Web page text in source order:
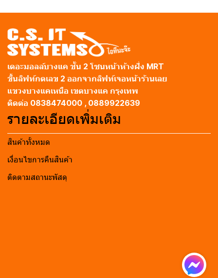
เดอะมอลล์บางแค ชั้น 2 โซนหน้าห้างฝั่ง MRT
ขึ้นลิฟท์กดเลข 2 ออกจากลิฟท์เจอหน้าร้านเลย
แขวงบางแคเหนือ เขตบางแค กรุงเทพ
ติดต่อ 0838474000 , 0889922639
รายละเอียดเพิ่มเติม
สินค้าทั้งหมด
เงื่อนไขการคืนสินค้า
ติดตามสถานะพัสดุ